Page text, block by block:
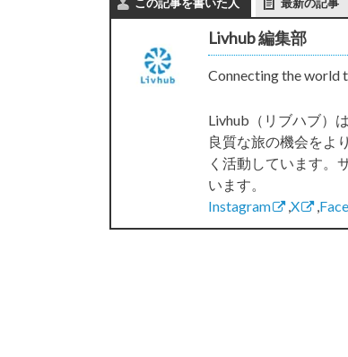
Livhub 編集部
Connecting the world
Livhub（リブハブ）
良質な旅の機会をよ
く活動しています。
います。
Instagram
X